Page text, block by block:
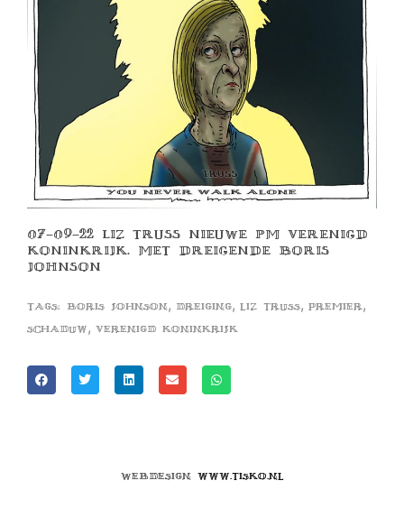
07-09-22 LIZ TRUSS NIEUWE PM VERENIGD
KONINKRIJK. MET DREIGENDE BORIS
JOHNSON
Tags: boris johnson, dreiging, liz truss, premier,
schaduw, verenigd koninkrijk
Webdesign www.tisko.nl